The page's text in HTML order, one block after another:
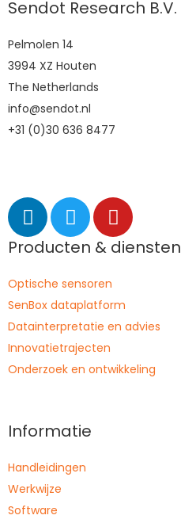
Sendot Research B.V.
Pelmolen 14
3994 XZ Houten
The Netherlands
info@sendot.nl
+31 (0)30 636 8477
Producten & diensten
Optische sensoren
SenBox dataplatform
Datainterpretatie en advies
Innovatietrajecten
Onderzoek en ontwikkeling
Informatie
Handleidingen
Werkwijze
Software